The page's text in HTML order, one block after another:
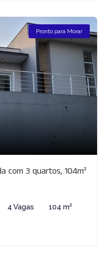
Pronto para Morar
com 3 quartos, 104m²
4 Vagas 104 m²